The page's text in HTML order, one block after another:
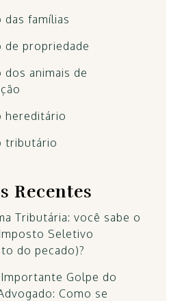
das famílias
de propriedade
dos animais de
hereditário
tributário
Recentes
Tributária: você sabe o
Seletivo
do pecado)?
Golpe do
Como se